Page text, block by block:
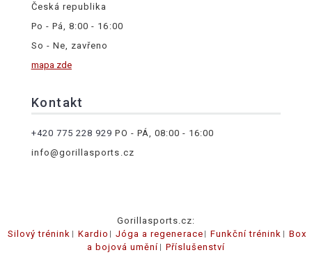
Česká republika
Po - Pá, 8:00 - 16:00
So - Ne, zavřeno
mapa zde
Kontakt
+420 775 228 929 PO - PÁ, 08:00 - 16:00
info@gorillasports.cz
Gorillasports.cz:
Silový trénink
Kardio Jóga a regenerace Funkční trénink
Box
a bojová umění
Příslušenství